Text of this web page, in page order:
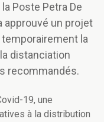
Poste Petra De
approuvé un projet
la
distanciation
recommandés.
19, une
à la distribution